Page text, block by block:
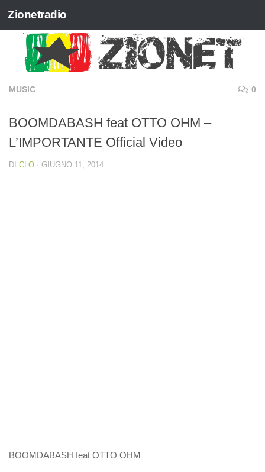
Salta al contenuto
Zionetradio
MUSIC 0
BOOMDABASH feat OTTO OHM –
L’IMPORTANTE Official Video
DI CLO · GIUGNO 11, 2014
BOOMDABASH feat OTTO OHM